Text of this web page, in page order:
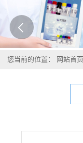
您当前的位置： 网站首页